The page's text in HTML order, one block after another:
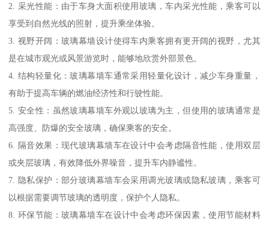
2. 采光性能：由于车身大面积使用玻璃，车内采光性能，乘客可以
享受到自然光线的照射，提升乘坐体验。
3. 视野开阔：玻璃幕墙设计使得车内乘客拥有更开阔的视野，尤其
是在城市观光或风景游览时，能够地欣赏外部景色。
4. 结构轻量化：玻璃幕墙车通常采用轻量化设计，减少车身重量，
有助于提高车辆的燃油经济性和行驶性能。
5. 安全性：虽然玻璃幕墙车外观以玻璃为主，但使用的玻璃通常是
高强度、防爆的安全玻璃，确保乘客的安全。
6. 隔音效果：现代玻璃幕墙车在设计中会考虑隔音性能，使用双层
或夹层玻璃，有效降低外界噪音，提升车内静谧性。
7. 隐私保护：部分玻璃幕墙车会采用调光玻璃或隐私玻璃，乘客可
以根据需要调节玻璃的透明度，保护个人隐私。
8. 环保节能：玻璃幕墙车在设计中会考虑环保因素，使用节能材料